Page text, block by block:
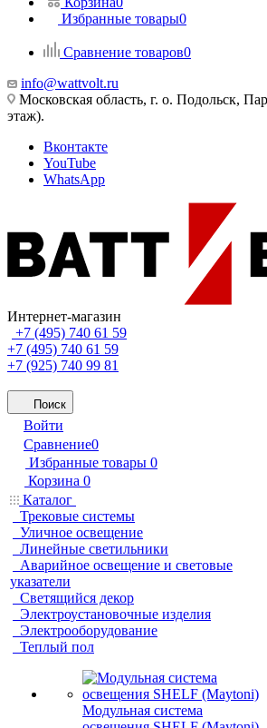
Избранные товары0
Сравнение товаров0
info@wattvolt.ru
Московская область, г. о. Подольск,
этаж).
Вконтакте
YouTube
WhatsApp
Интернет-магазин
+7 (495) 740 61 59
+7 (495) 740 61 59
+7 (925) 740 99 81
Поиск
Войти
Сравнение0
Избранные товары 0
Корзина 0
Каталог
Трековые системы
Уличное освещение
Линейные светильники
Аварийное освещение и световые
указатели
Светящийся декор
Электроустановочные изделия
Электрооборудование
Теплый пол
Модульная система